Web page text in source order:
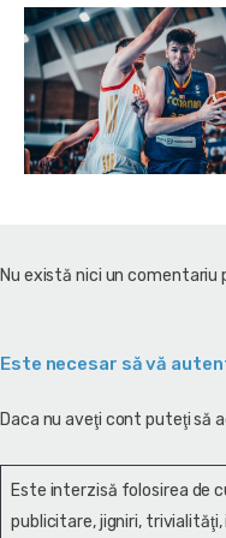
Nu există nici un
Este necesar să vă
Daca nu aveţi cont puteţi să
Este interzisă folosirea de
publicitare, jigniri,